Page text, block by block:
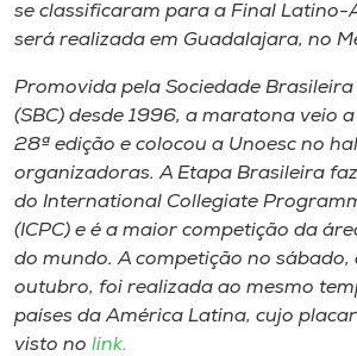
Museu
Unoesc
Store
Selecione
o idioma
se classificaram para a Final Latino-
será realizada em Guadalajara, no
Promovida pela Sociedade
(SBC) desde 1996, a maratona veio
28ª edição e colocou a Unoesc no
organizadoras. A Etapa Brasileira
do International Collegiate
(ICPC) e é a maior competição da
do mundo. A competição no sábado,
outubro, foi realizada ao mesmo
países da América Latina, cujo
visto no link.